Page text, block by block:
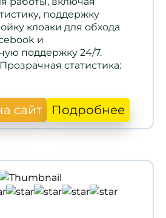
поддержку
клоаки для обхода
и
поддержку 24/7.
статистика:
сайт Подробнее